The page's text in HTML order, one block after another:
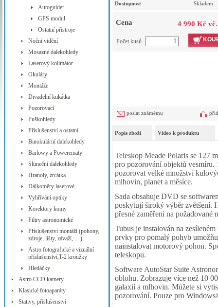
Autoguider
GPS modul
Ostatní přístroje
Noční vidění
Mosazné dalekohledy
Laserový kolimátor
Okuláry
Montáže
Divadelní kukátka
Pozorovací
Puškohledy
Příslušenství a ostatní
Binokulární dalekohledy
Barlowy a Powerematy
Sluneční dalekohledy
Hranoly, zrcátka
Dálkoměry laserové
Vyhřívání optiky
Korektory komy
Filtry astronomické
Příslušenství montáží (pohony,
zdroje, lišty, závaží, ... )
Astro fotografické a vizuální
příslušenství,T-2 kroužky
Hledáčky
Astro CCD kamery
Klasické fotoaparáty
Stativy, příslušenství
Dostupnost Skladem
Cena 4 990 Kč
Počet kusů
poslat známému
Popis zboží Video k produktu
Teleskop Meade Polaris se 127
pro pozorování objektů
pozorovat velké množství
mlhovin, planet a měsíce.
Sada obsahuje DVD se
poskytují široký výběr zvětšení.
přesné zaměření na požadované
Tubus je instalován na
prvky pro pomalý pohyb
nainstalovat motorový pohon.
teleskopu.
Software AutoStar Suite
oblohu. Zobrazuje více než 10
galaxií a mlhovin. Můžete si
pozorování. Pouze pro